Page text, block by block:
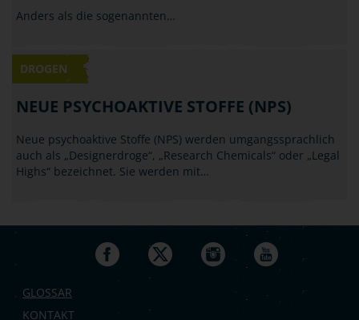
Anders als die sogenannten…
DROGEN
NEUE PSYCHOAKTIVE STOFFE (NPS)
Neue psychoaktive Stoffe (NPS) werden umgangssprachlich
auch als „Designerdroge“, „Research Chemicals“ oder „Legal
Highs“ bezeichnet. Sie werden mit…
GLOSSAR
KONTAKT